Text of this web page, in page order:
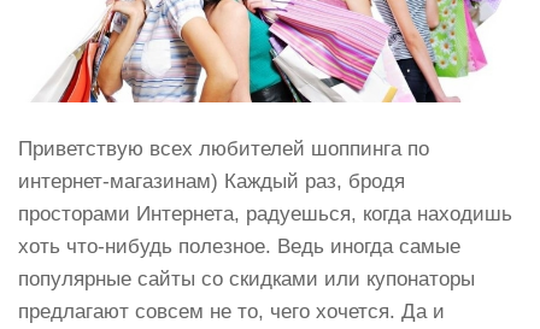
Приветствую всех любителей шоппинга по
интернет-магазинам) Каждый раз, бродя
просторами Интернета, радуешься, когда находишь
хоть что-нибудь полезное. Ведь иногда самые
популярные сайты со скидками или купонаторы
предлагают совсем не то, чего хочется. Да и